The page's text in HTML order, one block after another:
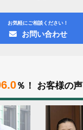
お気軽にご相談ください！
お問い合わせ
％！ お客様の声